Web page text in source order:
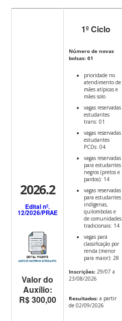
2026.2
Edital nº.
12/2026/PRAE
Valor do
Auxílio:
R$ 300,00
1º Ciclo
Número de novas
bolsas: 61
prioridade no
atendimento de
mães atípicas e
mães solo
vagas reservadas
estudantes
trans: 01
vagas reservadas
estudantes
PCDs: 04
vagas reservadas
para estudantes
negros (pretos e
pardos): 14
vagas reservadas
para estudantes
indígenas,
quilombolas e
de comunidades
tradicionais: 14
vagas para
classificação por
renda (menor
para maior): 28
Inscrições:29/07 a
23/08/2026
Resultados:a partir
de 02/09/2026